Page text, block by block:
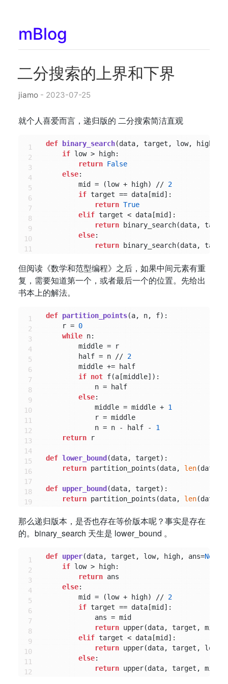
mBlog
二分搜索的上界和下界
jiamo - 2023-07-25
就个人喜爱而言，递归版的 二分搜索简洁直观
def binary_search(data, target, low, high
if low > high:
return False
else:
        mid = (low + high) //
2
if target == data[mid]:
return True
elif target < data[mid]:
return binary_search(data,
else:
return binary_search(data,
但阅读《数学和范型编程》之后，如果中间元素有重
复，需要知道第一个，或者最后一个的位置。先给出
书本上的解法。
def partition_points(a, n, f):
    r =
0
while n:
        middle = r
        half = n //
2
        middle += half
if not f(a[middle]):
            n = half
else:
            middle = middle +
1
            r = middle
            n = n - half -
1
return r
def lower_bound(data, target):
return partition_points(data, len
def upper_bound(data, target):
return partition_points(data, len
那么递归版本，是否也存在等价版本呢？事实是存在
的。binary_search 天生是 lower_bound 。
def upper(data, target, low, high, ans=None
if low > high:
return ans
else:
        mid = (low + high) //
2
if target == data[mid]:
            ans = mid
return upper(data, target, mid
elif target < data[mid]:
return upper(data, target, low,
else:
return upper(data, target, mid